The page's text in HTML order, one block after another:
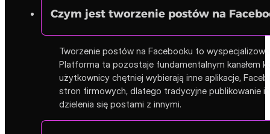
Czym jest tworzenie postów na
Tworzenie postów na Facebooku to
Platforma ta pozostaje fundamentalnym kanałem
użytkownicy chętniej wybierają inne aplikacje,
stron firmowych, dlatego tradycyjne publikowanie
dzielenia się postami z innymi.